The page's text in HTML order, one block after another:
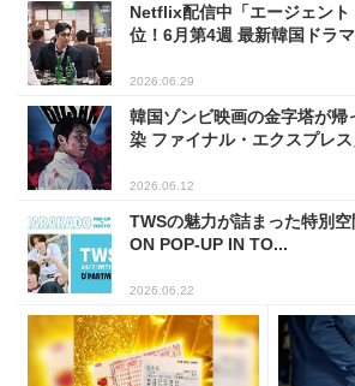
Netflix配信中「エージェント
位！6月第4週 最新韓国ドラ
2026.06.29
韓国ゾンビ映画の金字塔が帰
染 ファイナル・エクスプレ
2026.06.12
TWSの魅力が詰まった特別空
ON POP-UP IN TO...
2026.06.22